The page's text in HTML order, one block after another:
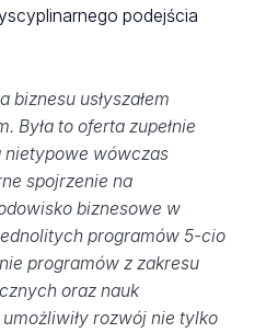
podejścia
biznesu usłyszałem
Była to oferta zupełnie
nietypowe wówczas
spojrzenie na
biznesowe w
programów 5-cio
programów z zakresu
oraz nauk
rozwój nie tylko